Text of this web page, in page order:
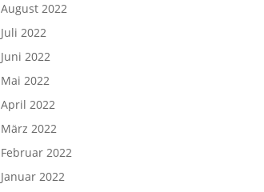
August 2022
Juli 2022
Juni 2022
Mai 2022
April 2022
März 2022
Februar 2022
Januar 2022